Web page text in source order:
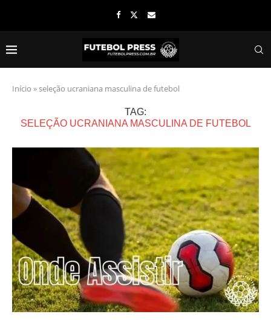
Início »seleção ucraniana masculina de futebol
TAG:
SELEÇÃO UCRANIANA MASCULINA DE FUTEBOL